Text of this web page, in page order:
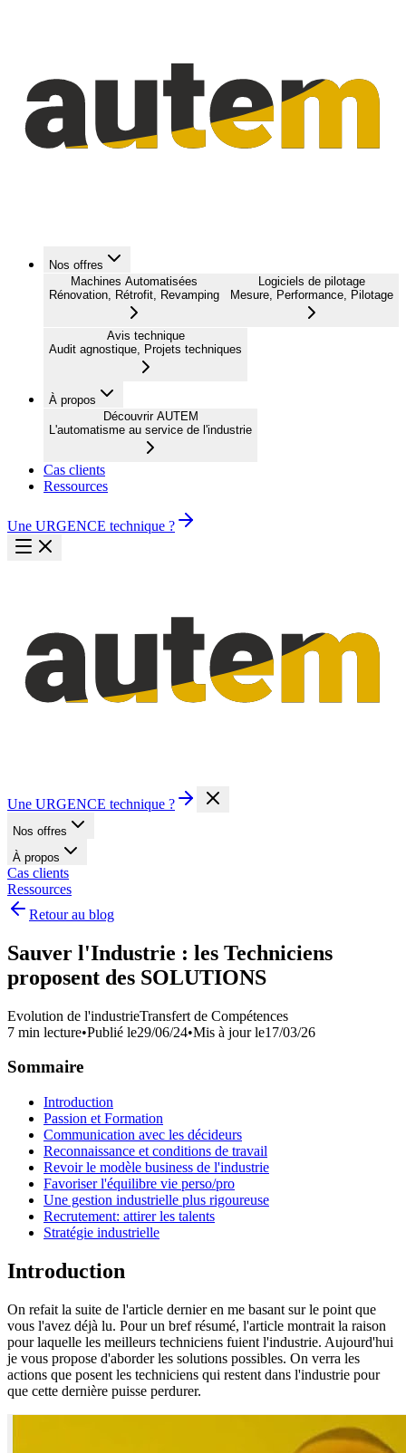
Nos offres
Machines Automatisées
Rénovation, Rétrofit, Revamping
Logiciels de pilotage
Mesure, Performance, Pilotage
Avis technique
Audit agnostique, Projets techniques
À propos
Découvrir AUTEM
L'automatisme au service de l'industrie
Cas clients
Ressources
Une URGENCE technique ?
Une URGENCE technique ?
Nos offres
À propos
Cas clients
Ressources
Retour au blog
Sauver l'Industrie : les Techniciens
proposent des SOLUTIONS
Evolution de l'industrieTransfert de Compétences
7 min lecture•Publié le29/06/24•Mis à jour le17/03/26
Sommaire
Introduction
Passion et Formation
Communication avec les décideurs
Reconnaissance et conditions de travail
Revoir le modèle business de l'industrie
Favoriser l'équilibre vie perso/pro
Une gestion industrielle plus rigoureuse
Recrutement: attirer les talents
Stratégie industrielle
Introduction
On refait la suite de l'article dernier en me basant sur le point que
vous l'avez déjà lu. Pour un bref résumé, l'article montrait la raison
pour laquelle les meilleurs techniciens fuient l'industrie. Aujourd'hui
je vous propose d'aborder les solutions possibles. On verra les
actions que posent les techniciens qui restent dans l'industrie pour
que cette dernière puisse perdurer.